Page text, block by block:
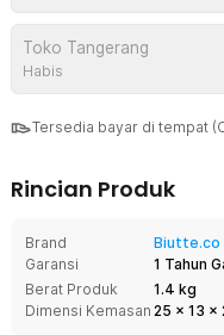
Toko Tangerang
Habis
Tersedia bayar di tempat
Rincian Produk
Brand
Biutte.co
Garansi
1 Tahun
Berat Produk
1.4 kg
Dimensi Kemasan 25 x 13 x